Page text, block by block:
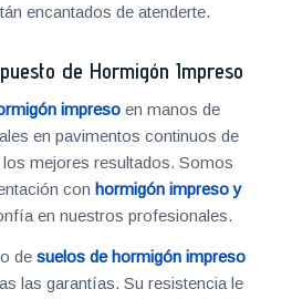
encantados de atenderte.
de Hormigón Impreso
impreso en manos de
en pavimentos continuos de
mejores resultados. Somos
conhormigón impreso y
en nuestros profesionales.
desuelos de hormigón impreso
las garantías. Su resistencia le